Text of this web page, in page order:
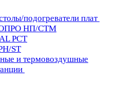
подогреватели плат
НП/СТМ
PCT
ST
и термовоздушные